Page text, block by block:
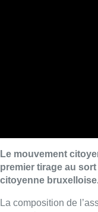
sort par le
député élu Pepijn
La démocratie est
comme “une sorte de
de Bruxelles-Capitale“.
du parlement et à